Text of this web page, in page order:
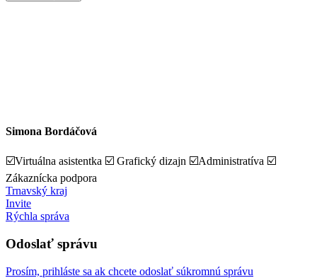
Simona Bordáčová
☑️Virtuálna asistentka ☑️ Grafický dizajn ☑️Administratíva ☑️
Zákaznícka podpora
Trnavský kraj
Invite
Rýchla správa
Odoslať správu
Prosím, prihláste sa ak chcete odoslať súkromnú správu